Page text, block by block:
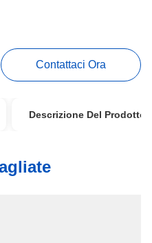
Contattaci Ora
Descrizione Del Prodotto